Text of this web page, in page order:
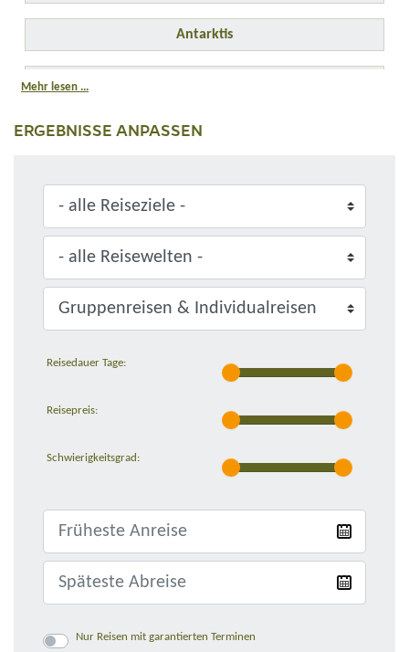
Antarktis
Asien
Ozeanien
Mehr lesen ...
ERGEBNISSE ANPASSEN
Reisedauer Tage:
Reisepreis:
Schwierigkeitsgrad:
Nur Reisen mit garantierten Terminen